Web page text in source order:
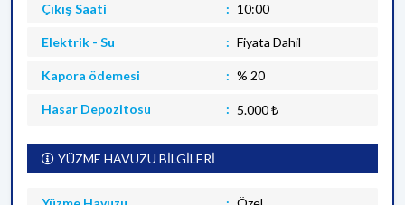
Çıkış Saati 10:00
Elektrik - Su Fiyata Dahil
Kapora ödemesi % 20
Hasar Depozitosu 5.000 ₺
YÜZME HAVUZU BİLGİLERİ